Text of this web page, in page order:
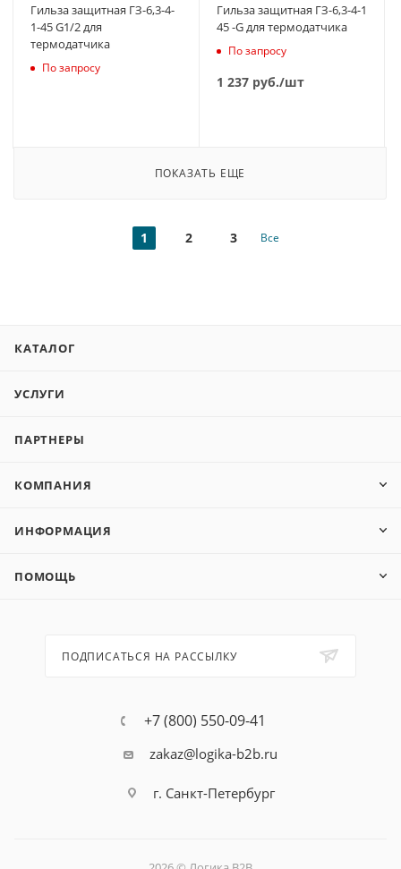
Гильза защитная ГЗ-6,3-4-
1-45 G1/2 для
термодатчика
По запросу
Гильза защитная ГЗ-6,3-4-1
45 -G для термодатчика
По запросу
1 237руб./шт
ПОКАЗАТЬ ЕЩЕ
1 2 3 Все
КАТАЛОГ
УСЛУГИ
ПАРТНЕРЫ
КОМПАНИЯ
ИНФОРМАЦИЯ
ПОМОЩЬ
ПОДПИСАТЬСЯ НА РАССЫЛКУ
+7 (800) 550-09-41
zakaz@logika-b2b.ru
г. Санкт-Петербург